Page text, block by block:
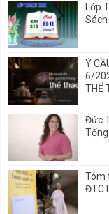
Lớp
Ý
6/
THỂ
Đức
Tóm
ĐTC